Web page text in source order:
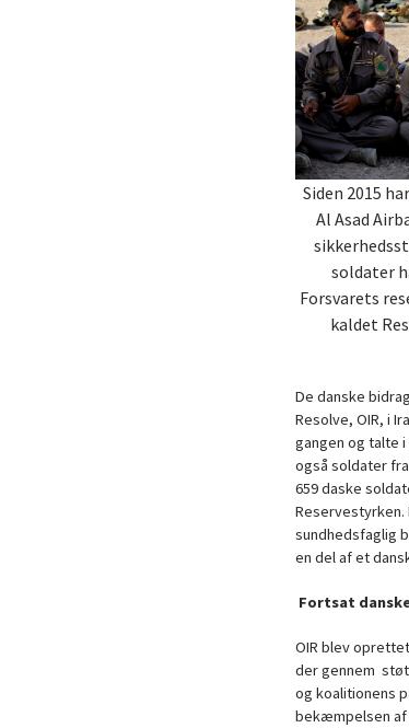
Siden 2015
Al Asad
soldater
Forsvarets
kaldet
De danske
Resolve, OIR, i
gangen og talte
også soldater
659 daske
sundhedsfaglig
en del af et
Fortsat
OIR blev
der gennem
og koalitionens
bekæmpelsen af